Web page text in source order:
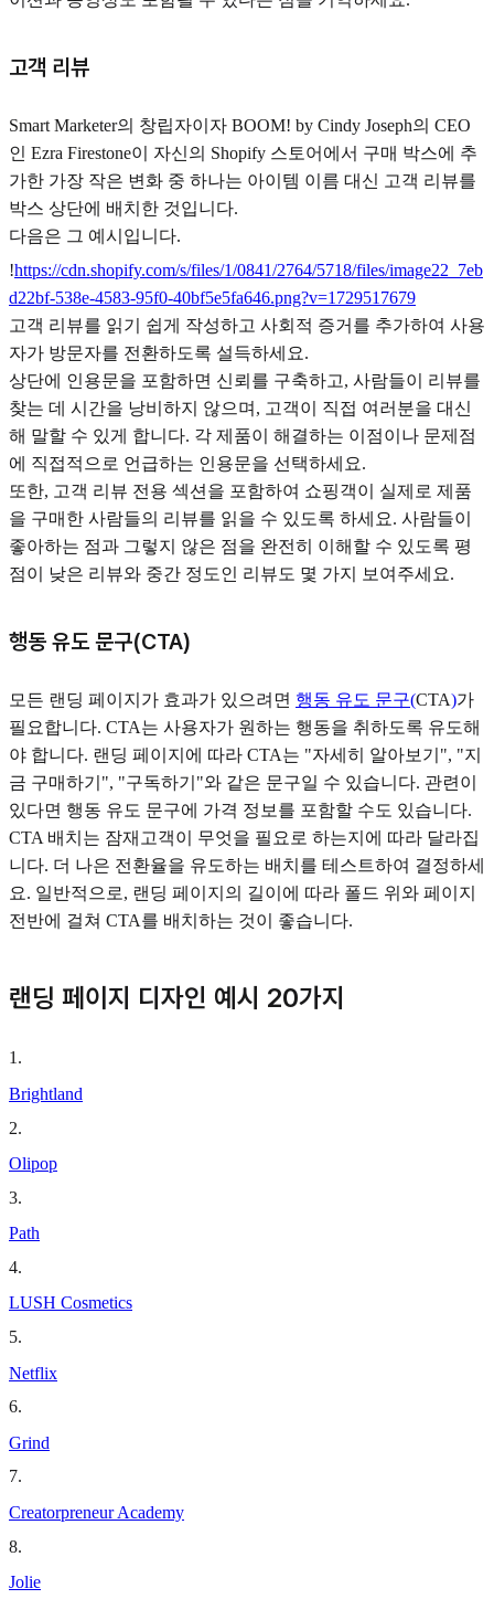
고객 리뷰
Smart Marketer의 창립자이자 BOOM! by Cindy Joseph의 CEO
인 Ezra Firestone이 자신의 Shopify 스토어에서 구매 박스에 추
가한 가장 작은 변화 중 하나는 아이템 이름 대신 고객 리뷰를
박스 상단에 배치한 것입니다.
다음은 그 예시입니다.
!https://cdn.shopify.com/s/files/1/0841/2764/5718/files/image22_7eb
d22bf-538e-4583-95f0-40bf5e5fa646.png?v=1729517679
고객 리뷰를 읽기 쉽게 작성하고 사회적 증거를 추가하여 사용
자가 방문자를 전환하도록 설득하세요.
상단에 인용문을 포함하면 신뢰를 구축하고, 사람들이 리뷰를
찾는 데 시간을 낭비하지 않으며, 고객이 직접 여러분을 대신
해 말할 수 있게 합니다. 각 제품이 해결하는 이점이나 문제점
에 직접적으로 언급하는 인용문을 선택하세요.
또한, 고객 리뷰 전용 섹션을 포함하여 쇼핑객이 실제로 제품
을 구매한 사람들의 리뷰를 읽을 수 있도록 하세요. 사람들이
좋아하는 점과 그렇지 않은 점을 완전히 이해할 수 있도록 평
점이 낮은 리뷰와 중간 정도인 리뷰도 몇 가지 보여주세요.
행동 유도 문구(CTA)
모든 랜딩 페이지가 효과가 있으려면 행동 유도 문구(CTA)가
필요합니다. CTA는 사용자가 원하는 행동을 취하도록 유도해
야 합니다. 랜딩 페이지에 따라 CTA는 "자세히 알아보기", "지
금 구매하기", "구독하기"와 같은 문구일 수 있습니다. 관련이
있다면 행동 유도 문구에 가격 정보를 포함할 수도 있습니다.
CTA 배치는 잠재고객이 무엇을 필요로 하는지에 따라 달라집
니다. 더 나은 전환율을 유도하는 배치를 테스트하여 결정하세
요. 일반적으로, 랜딩 페이지의 길이에 따라 폴드 위와 페이지
전반에 걸쳐 CTA를 배치하는 것이 좋습니다.
랜딩 페이지 디자인 예시 20가지
1 .
Brightland
2.
Olipop
3.
Path
4.
LUSH Cosmetics
5.
Netflix
6.
Grind
7.
Creatorpreneur Academy
8.
Jolie